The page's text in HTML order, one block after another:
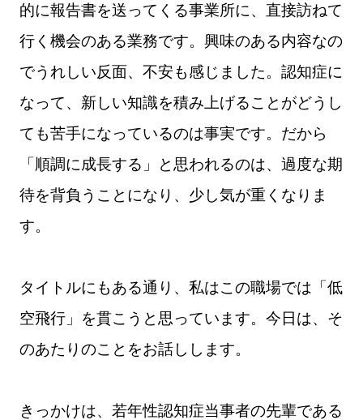
的に報告書を送ってくる事業所に、直接訪ねて
行く機会のある業務です。興味のある内容なの
でうれしい反面、不安も感じました。認知症に
なって、新しい知識を積み上げることがどうし
ても苦手になっているのは事実です。だから
「順調に成長する」と思われるのは、過度な期
待を背負うことになり、少し気が重くなりま
す。
タイトルにもある通り、私はこの職場では「低
空飛行」を貫こうと思っています。今日は、そ
のあたりのことをお話しします。
きっかけは、若年性認知症当事者の先輩である